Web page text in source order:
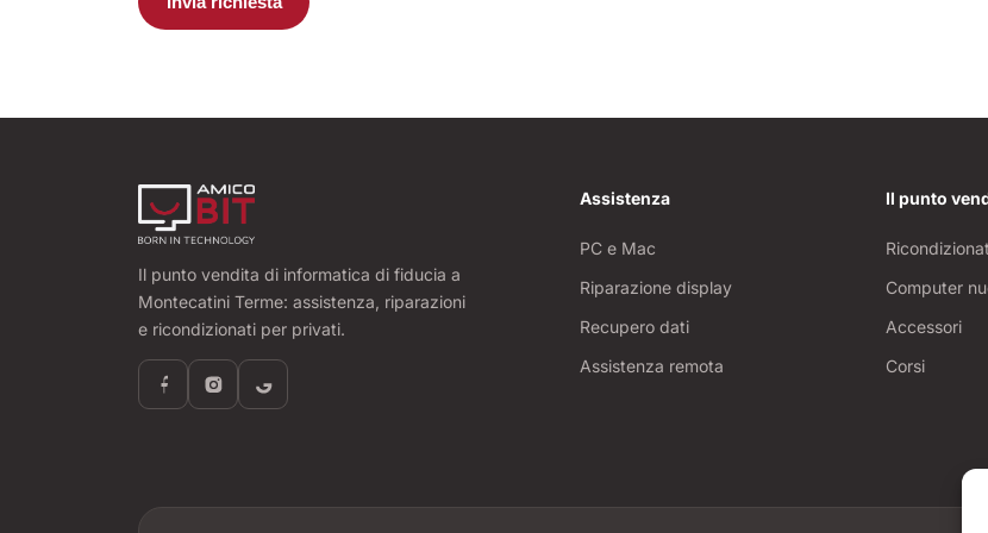
Il punto vendita di informatica di fiducia a
Montecatini Terme: assistenza, riparazioni
e ricondizionati per privati.
Assistenza
PC e Mac
Riparazione display
Recupero dati
Assistenza remota
Il punto
Computer
Accessori
Corsi